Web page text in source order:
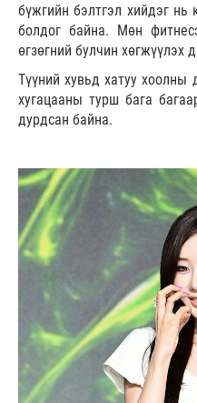
бүжгийн бэлтгэл хийдэг нь
болдог байна. Мөн
өгзөгний булчин хөгжүүлэх
Түүний хувьд хатуу хоолны
хугацааны турш бага
дурдсан байна.